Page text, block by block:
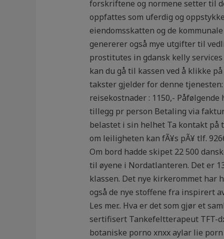
forskriftene og normene setter til
oppfattes som uferdig og
eiendomsskatten og de
genererer også mye utgifter til
prostitutes in gdansk kelly
kan du gå til kassen ved å klikke
takster gjelder for denne
reisekostnader : 1150,-
tillegg pr person Betaling via
belastet i sin helhet Ta kontakt på
om leiligheten kan fÃ¥s pÃ¥ tlf.
Om bord hadde skipet 22 500
til øyene i Nordatlanteren. Det er
klassen. Det nye kirkerommet har
også de nye stoffene fra inspirert
Les mer.. Hva er det som gjør et
sertifisert Tankefeltterapeut TFT-
botaniske porno xnxx aylar lie